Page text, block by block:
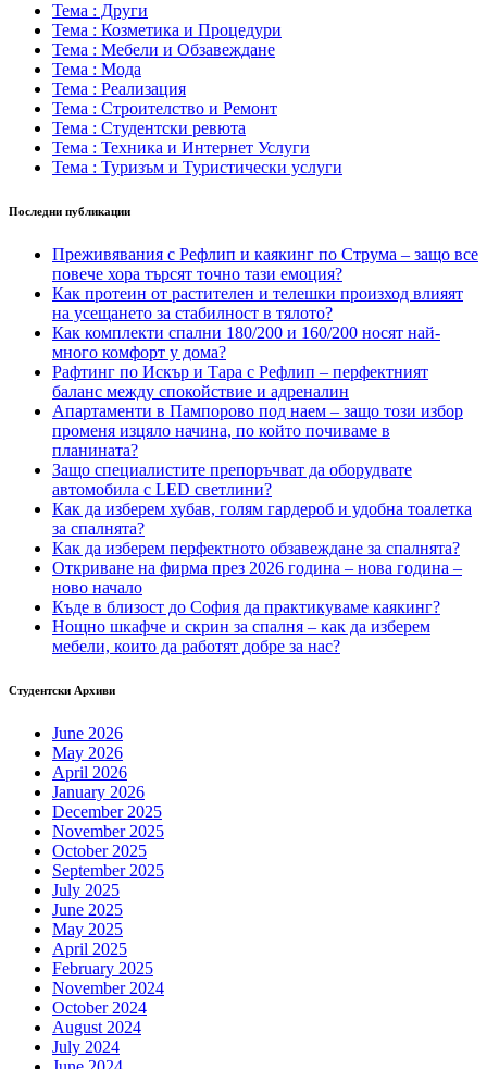
Тема : Други
Тема : Козметика и Процедури
Тема : Мебели и Обзавеждане
Тема : Мода
Тема : Реализация
Тема : Строителство и Ремонт
Тема : Студентски ревюта
Тема : Техника и Интернет Услуги
Тема : Туризъм и Туристически услуги
Последни публикации
Преживявания с Рефлип и каякинг по Струма – защо все
повече хора търсят точно тази емоция?
Как протеин от растителен и телешки произход влияят
на усещането за стабилност в тялото?
Как комплекти спални 180/200 и 160/200 носят най-
много комфорт у дома?
Рафтинг по Искър и Тара с Рефлип – перфектният
баланс между спокойствие и адреналин
Апартаменти в Пампорово под наем – защо този избор
променя изцяло начина, по който почиваме в
планината?
Защо специалистите препоръчват да оборудвате
автомобила с LED светлини?
Как да изберем хубав, голям гардероб и удобна тоалетка
за спалнята?
Как да изберем перфектното обзавеждане за спалнята?
Откриване на фирма през 2026 година – нова година –
ново начало
Къде в близост до София да практикуваме каякинг?
Нощно шкафче и скрин за спалня – как да изберем
мебели, които да работят добре за нас?
Студентски Архиви
June 2026
May 2026
April 2026
January 2026
December 2025
November 2025
October 2025
September 2025
July 2025
June 2025
May 2025
April 2025
February 2025
November 2024
October 2024
August 2024
July 2024